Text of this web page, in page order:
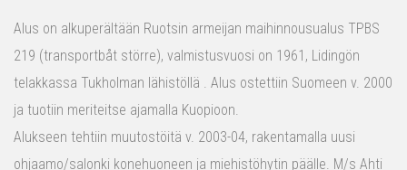
Alus on alkuperältään Ruotsin armeijan maihinnousualus TPBS
219 (transportbåt större), valmistusvuosi on 1961, Lidingön
telakkassa Tukholman lähistöllä . Alus ostettiin Suomeen v. 2000
ja tuotiin meriteitse ajamalla Kuopioon.
Alukseen tehtiin muutostöitä v. 2003-04, rakentamalla uusi
ohjaamo/salonki konehuoneen ja miehistöhytin päälle. M/s Ahti